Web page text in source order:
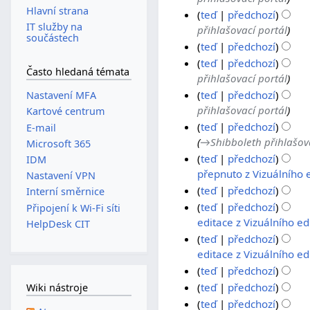
e
d
i
t
a
c
e
í
e
d
i
t
a
c
e
t
í
e
d
i
t
a
c
e
teď
předchozí
přihlašovací portál
teď
předchozí
B
e
z
s
h
r
n
u
t
í
e
d
i
t
a
c
e
teď předchozí
přihlašovací portál
teď
předchozí
přihlašovací portál
teď
předchozí
→Shibboleth
6
2
2
4
teď předchozí
B
e
z
s
h
r
u
t
přepnuto z Vizuálního
teď
předchozí
B
e
z
s
h
r
n
teď předchozí
B
e
z
s
h
r
editace z Vizuálního
teď
předchozí
B
e
z
s
editace z Vizuálního
teď
předchozí
B
e
teď předchozí
Bteď předchozí
Hlavní strana
IT služby na
součástech
Často hledaná témata
Nastavení MFA
Kartové centrum
E-mail
Microsoft 365
IDM
Nastavení VPN
Interní směrnice
Připojení k Wi-Fi síti
HelpDesk CIT
Wiki nástroje